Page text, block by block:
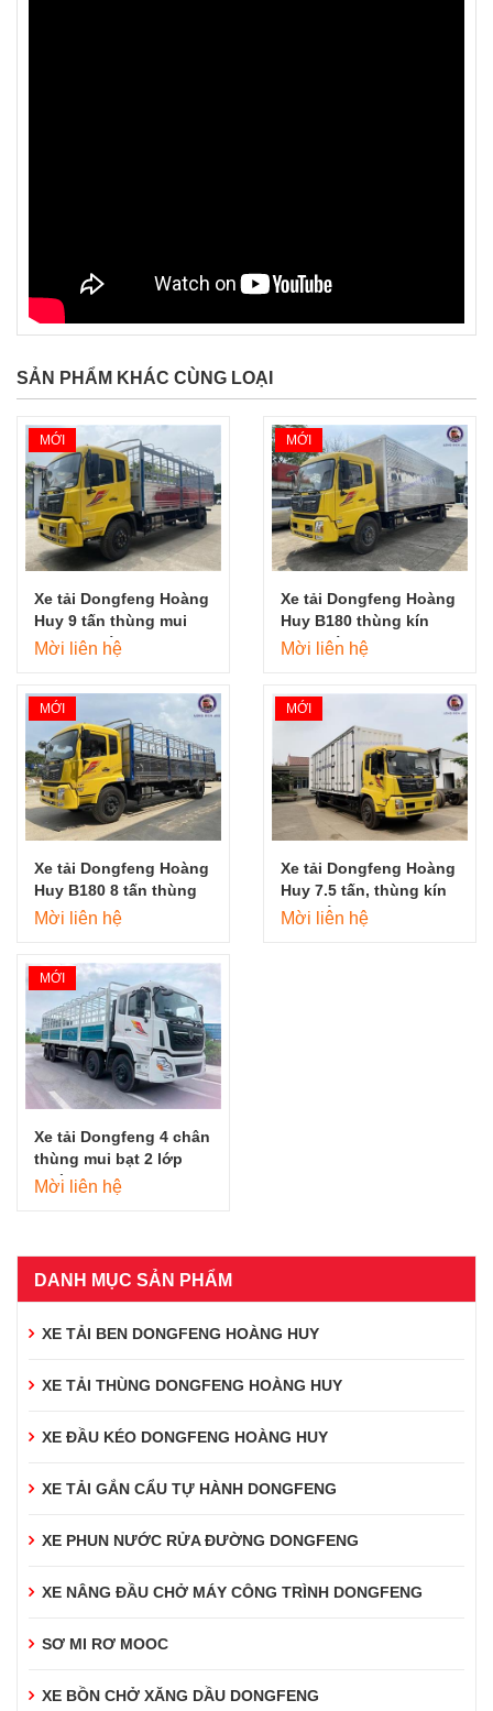
SẢN PHẨM KHÁC CÙNG LOẠI
MỚI
Xe tải Dongfeng Hoàng
Huy 9 tấn thùng mui
bạt 7m5 đời 2023
Mời liên hệ
MỚI
Xe tải Dongfeng Hoàng
Huy B180 thùng kín
7m85 đời 2023
Mời liên hệ
MỚI
Xe tải Dongfeng Hoàng
Huy B180 8 tấn thùng
mui bạt 9m5
Mời liên hệ
MỚI
Xe tải Dongfeng Hoàng
Huy 7.5 tấn, thùng kín
9m7 đời 2023
Mời liên hệ
MỚI
Xe tải Dongfeng 4 chân
thùng mui bạt 2 lớp
[Giá xe tải dongfeng 4
Mời liên hệ
DANH MỤC SẢN PHẨM
XE TẢI BEN DONGFENG HOÀNG HUY
XE TẢI THÙNG DONGFENG HOÀNG HUY
XE ĐẦU KÉO DONGFENG HOÀNG HUY
XE TẢI GẮN CẨU TỰ HÀNH DONGFENG
XE PHUN NƯỚC RỬA ĐƯỜNG DONGFENG
XE NÂNG ĐẦU CHỞ MÁY CÔNG TRÌNH DONGFENG
SƠ MI RƠ MOOC
XE BỒN CHỞ XĂNG DẦU DONGFENG